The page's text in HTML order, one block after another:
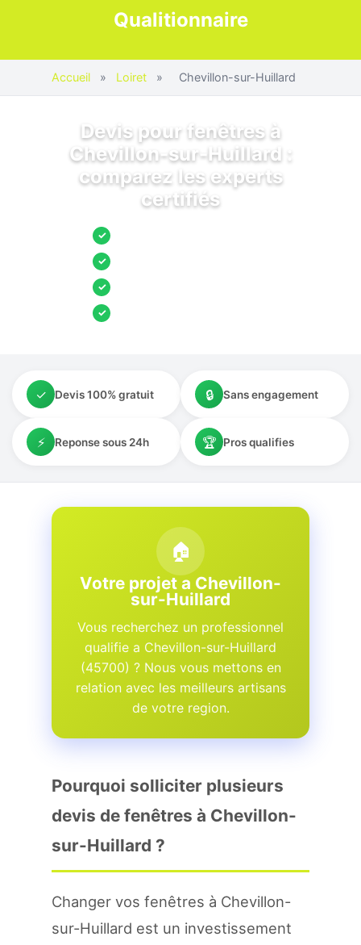
Qualitionnaire
Accueil » Loiret » Chevillon-sur-Huillard
Devis pour fenêtres à
Chevillon-sur-Huillard :
comparez les experts
certifiés
✓
✓
✓
✓
✓ Devis 100% gratuit 🔒 Sans engagement
⚡ Reponse sous 24h 🏆 Pros qualifies
🏠
Votre projet a Chevillon-
sur-Huillard
Vous recherchez un professionnel
qualifie a Chevillon-sur-Huillard
(45700) ? Nous vous mettons en
relation avec les meilleurs artisans
de votre region.
Pourquoi solliciter plusieurs
devis de fenêtres à Chevillon-
sur-Huillard ?
Changer vos fenêtres à Chevillon-
sur-Huillard est un investissement